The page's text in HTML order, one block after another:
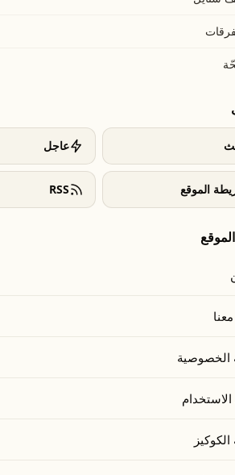
على "أكس":
ارزي (صيدا), مزرعة كوثرية الرز,
عاجل
الموقع RSS
الخصوصية